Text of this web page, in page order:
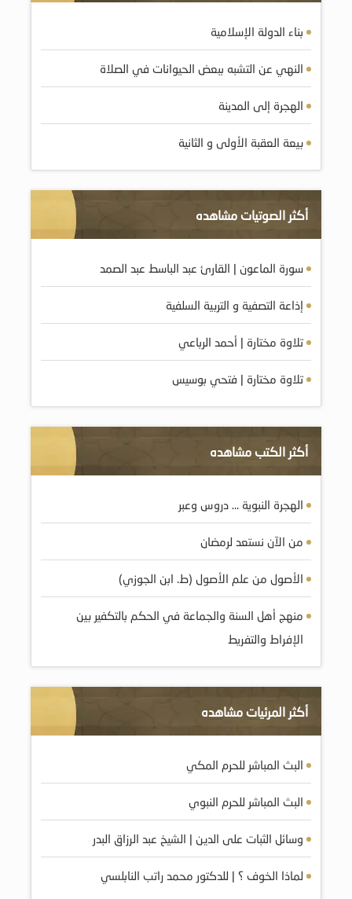
بناء الدولة الإسلامية
النهي عن التشبه ببعض الحيوانات في الصلاة
الهجرة إلى المدينة
بيعة العقبة الأولى و الثانية
أكثر الصوتيات مشاهده
سورة الماعون | القارئ عبد الباسط عبد الصمد
إذاعة التصفية و التربية السلفية
تلاوة مختارة | أحمد الرباعي
تلاوة مختارة | فتحي بوسيس
أكثر الكتب مشاهده
الهجرة النبوية … دروس وعبر
من الآن نستعد لرمضان
الأصول من علم الأصول (ط. ابن الجوزي)
منهج أهل السنة والجماعة في الحكم بالتكفير بين
الإفراط والتفريط
أكثر المرئيات مشاهده
البث المباشر للحرم المكي
البث المباشر للحرم النبوي
وسائل الثبات على الدين | الشيخ عبد الرزاق البدر
لماذا الخوف ؟ | للدكتور محمد راتب النابلسي